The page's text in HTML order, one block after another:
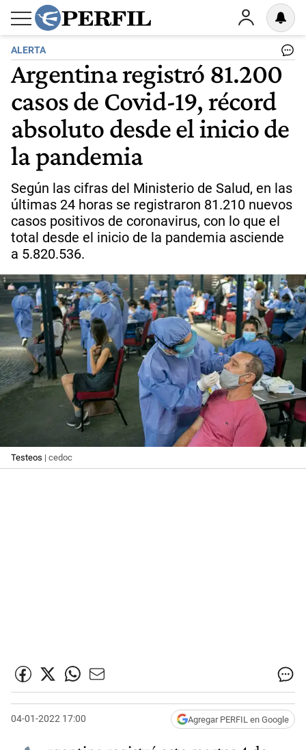
ALERTA
Argentina registró 81.200
casos de Covid-19, récord
absoluto desde el inicio de
la pandemia
Según las cifras del Ministerio de Salud, en las
últimas 24 horas se registraron 81.210 nuevos
casos positivos de coronavirus, con lo que el
total desde el inicio de la pandemia asciende
a 5.820.536.
Testeos | cedoc
04-01-2022 17:00 Agregar PERFIL en Google